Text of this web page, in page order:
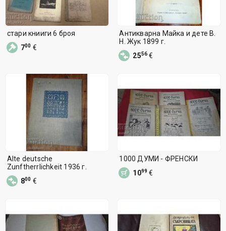
стари книиги 6 броя
700 €
Антикварна Майка и дете В.
Н. Жук 1899 г.
2556 €
Alte deutsche
Zunftherrlichkeit 1936 г.
800 €
1000 ДУМИ - ФРЕНСКИ
1099 €